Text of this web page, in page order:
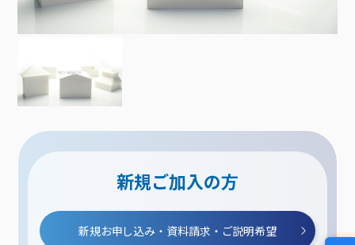
新規ご加入の方
新規お申し込み・資料請求・ご説明希望